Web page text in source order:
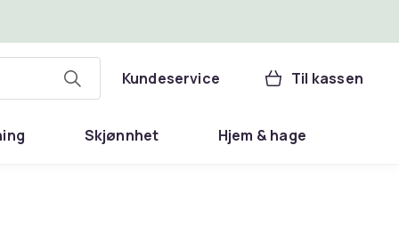
Kundeservice Til kassen
Skjønnhet Hjem & hage